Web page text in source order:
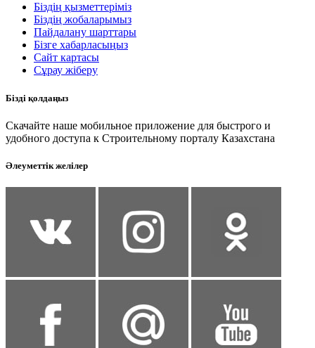
Біздің қызметтеріміз
Біздің жобаларымыз
Пайдалану шарттары
Бізге хабарласыңыз
Сайт картасы
Сұрау жіберу
Бізді қолдаңыз
Скачайте наше мобильное приложение для быстрого и
удобного доступа к Строительному порталу Казахстана
Әлеуметтік желілер